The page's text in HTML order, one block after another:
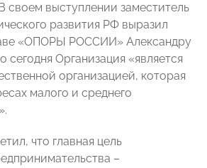
своем выступлении заместитель
развития РФ выразил
«ОПОРЫ РОССИИ» Александру
сегодня Организация «является
организацией, которая
малого и среднего
что главная цель
–